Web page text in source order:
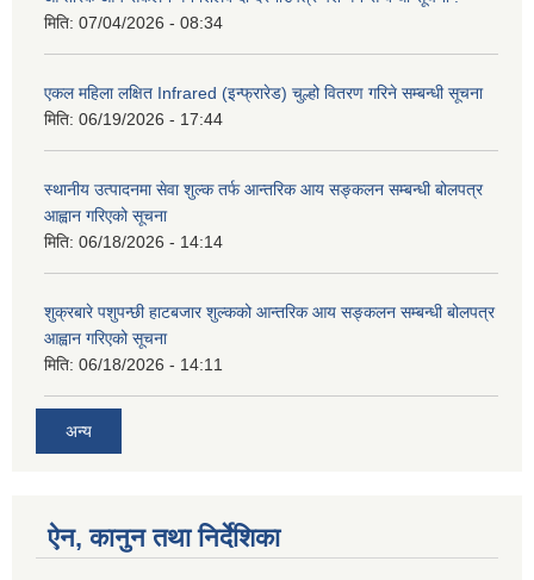
मिति: 07/04/2026 - 08:34
एकल महिला लक्षित Infrared (इन्फ्रारेड) चुल्हो वितरण गरिने सम्बन्धी सूचना
मिति: 06/19/2026 - 17:44
स्थानीय उत्पादनमा सेवा शुल्क तर्फ आन्तरिक आय सङ्कलन सम्बन्धी बोलपत्र
आह्वान गरिएको सूचना
मिति: 06/18/2026 - 14:14
शुक्रबारे पशुपन्छी हाटबजार शुल्कको आन्तरिक आय सङ्कलन सम्बन्धी बोलपत्र
आह्वान गरिएको सूचना
मिति: 06/18/2026 - 14:11
अन्य
ऐन, कानुन तथा निर्देशिका